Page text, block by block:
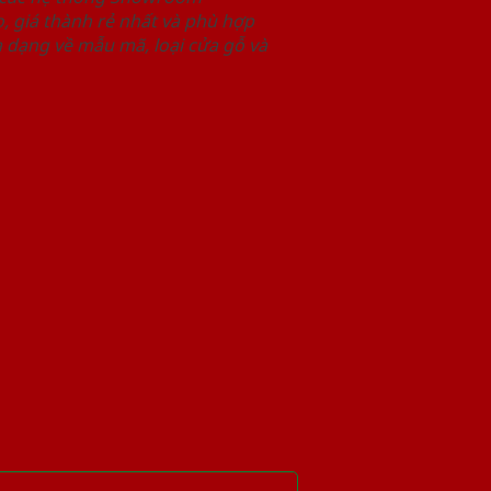
giá thành rẻ nhất và phù hợp
về mẫu mã, loại cửa gỗ và